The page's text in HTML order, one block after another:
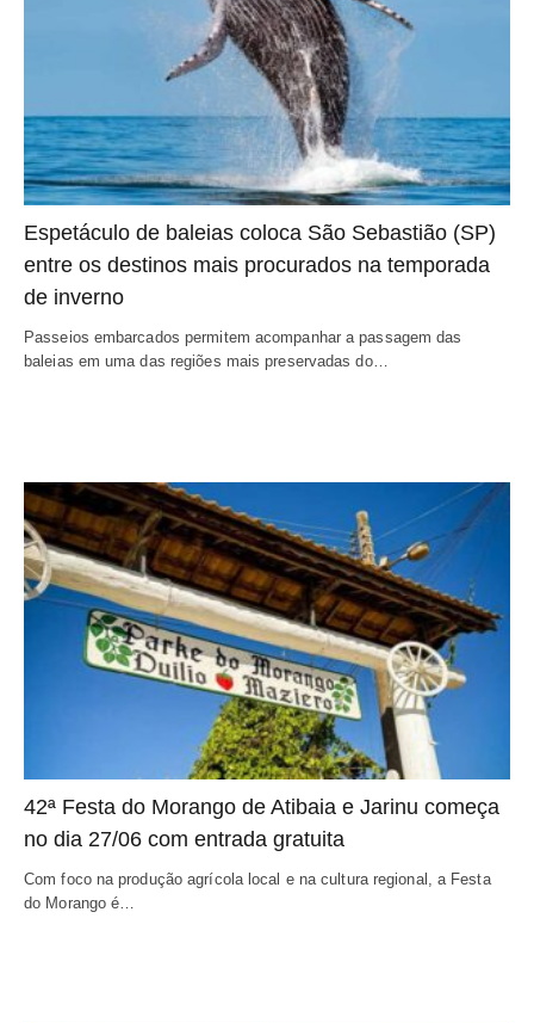
Espetáculo de baleias coloca São Sebastião (SP)
entre os destinos mais procurados na temporada
de inverno
Passeios embarcados permitem acompanhar a passagem das
baleias em uma das regiões mais preservadas do…
42ª Festa do Morango de Atibaia e Jarinu começa
no dia 27/06 com entrada gratuita
Com foco na produção agrícola local e na cultura regional, a Festa
do Morango é…